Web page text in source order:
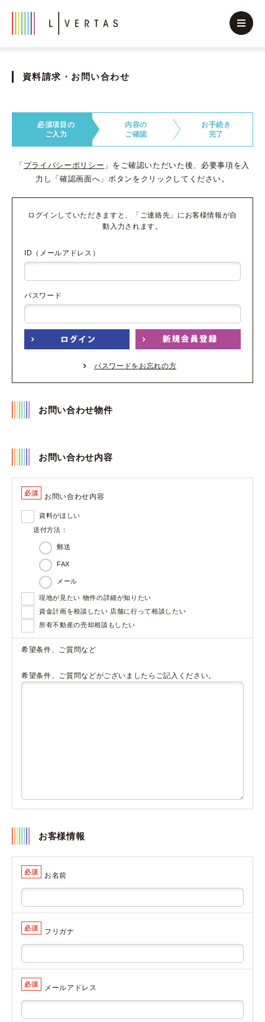
資料請求・お問い合わせ
必須項目の
ご入力
内容の
ご確認
お手続き
完了
「 プライバシーポリシー 」をご確認いただいた後、必要事項を入
力し「確認画面へ」ボタンをクリックしてください。
ログインしていただきますと、「ご連絡先」にお客様情報が自
動入力されます。
ID（メールアドレス）
パスワード
パスワードをお忘れの方
お問い合わせ物件
お問い合わせ内容
必須 お問い合わせ内容
資料がほしい
送付方法：
郵送
FAX
メール
現地が見たい 物件の詳細が知りたい
資金計画を相談したい 店舗に行って相談したい
所有不動産の売却相談もしたい
希望条件、ご質問など
希望条件、ご質問などがございましたらご記入ください。
お客様情報
必須 お名前
必須 フリガナ
必須 メールアドレス